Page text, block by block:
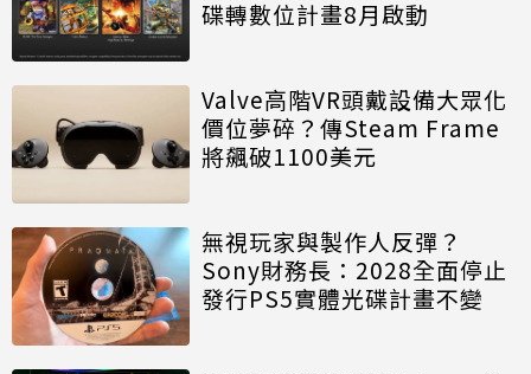
碟轉數位計畫8月啟動
Valve高階VR頭戴設備大眾化
價位夢碎？傳Steam Frame
將飆破1100美元
無視玩家與製作人反彈？
Sony財務長：2028全面停止
發行PS5實體光碟計畫不變